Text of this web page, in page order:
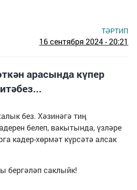
ТӘРТИП
16 сентября 2024 - 20:21
арасында күпер
без. Хәзинәгә тиң
белеп, вакытында, үзләре
кадер-хөрмәт күрсәтә алсак
бергәләп саклыйк!